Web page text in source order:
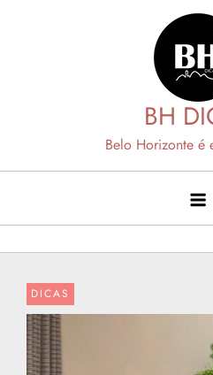
BH
Belo Horizonte é
DICAS